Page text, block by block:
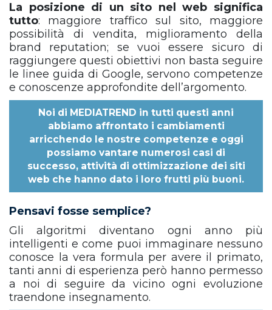
La posizione di un sito nel web significa
tutto: maggiore traffico sul sito, maggiore
possibilità di vendita, miglioramento della
brand reputation; se vuoi essere sicuro di
raggiungere questi obiettivi non basta seguire
le linee guida di Google, servono competenze
e conoscenze approfondite dell’argomento.
Noi di MEDIATREND in tutti questi anni
abbiamo affrontato i cambiamenti
arricchendo le nostre competenze e oggi
possiamo vantare numerosi casi di
successo, attività di ottimizzazione dei siti
web che hanno dato i loro frutti più buoni.
Pensavi fosse semplice?
Gli algoritmi diventano ogni anno più
intelligenti e come puoi immaginare nessuno
conosce la vera formula per avere il primato,
tanti anni di esperienza però hanno permesso
a noi di seguire da vicino ogni evoluzione
traendone insegnamento.